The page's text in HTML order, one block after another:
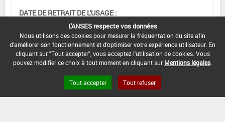
DATE DE RETRAIT DE L'USAGE :
DATE DE FIN DE DISTRIBUTION :
04/07/2021
L'ANSES respecte vos données
Nous utilisons des cookies pour mesurer la fréquentation du site afin
d'améliorer son fonctionnement et d'optimiser votre expérience utilisateur. En
cliquant sur "Tout accepter", vous acceptez l'utilisation de cookies. Vous
pouvez modifier ce choix à tout moment en cliquant sur Mentions légales
Tout accepter Tout refuser